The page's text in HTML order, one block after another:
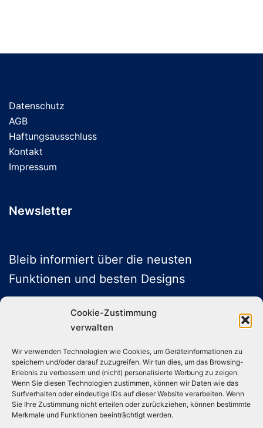
Cookie-Zustimmung
verwalten
Wir verwenden Technologien wie Cookies, um Geräteinformationen zu
speichern und/oder darauf zuzugreifen. Wir tun dies, um das Browsing-
Erlebnis zu verbessern und (nicht) personalisierte Werbung zu zeigen.
Wenn Sie diesen Technologien zustimmen, können wir Daten wie das
Surfverhalten oder eindeutige IDs auf dieser Website verarbeiten. Wenn
Sie Ihre Zustimmung nicht erteilen oder zurückziehen, können bestimmte
Merkmale und Funktionen beeinträchtigt werden.
Datenschutz
AGB
Haftungsausschluss
Kontakt
Impressum
Newsletter
Bleib informiert über die neusten
Funktionen und besten Designs
ABONNIEREN
Folge uns auf Social Media